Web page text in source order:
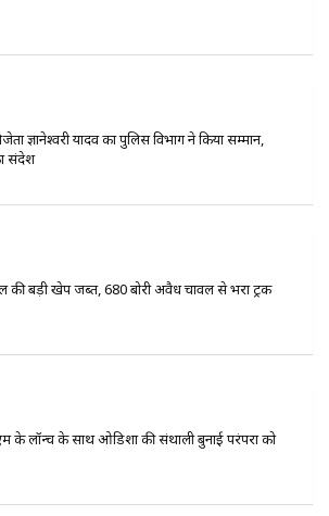
ज्ञानेश्वरी यादव का पुलिस विभाग ने किया सम्मान,
संदेश
की बड़ी खेप जब्त, 680 बोरी अवैध चावल से भरा ट्रक
के लॉन्च के साथ ओडिशा की संथाली बुनाई परंपरा को